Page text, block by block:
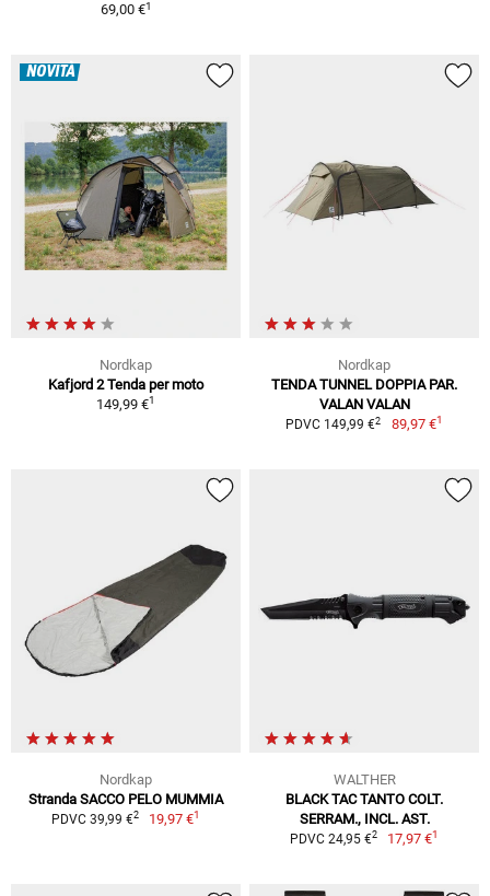
69,00 €1
NOVITÀ
Nordkap
Kafjord 2 Tenda per moto
149,99 €1
Nordkap
TENDA TUNNEL DOPPIA PAR.
VALAN VALAN
PDVC 149,99 €2 89,97 €1
Nordkap
Stranda SACCO PELO MUMMIA
PDVC 39,99 €2 19,97 €1
WALTHER
BLACK TAC TANTO COLT.
SERRAM., INCL. AST.
PDVC 24,95 €2 17,97 €1